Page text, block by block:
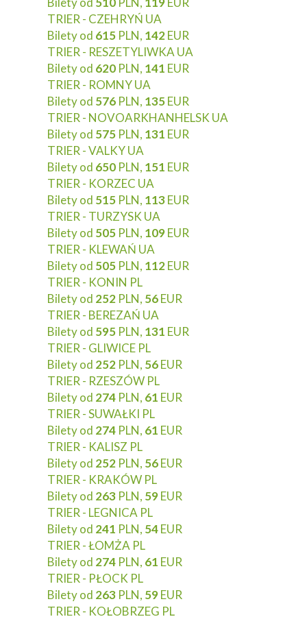
TRIER - CZEHRYŃ UA
Bilety od 615 PLN, 142EUR
TRIER - RESZETYLIWKA UA
Bilety od 620 PLN, 141 EUR
TRIER - ROMNY UA
Bilety od 576 PLN, 135EUR
TRIER - NOVOARKHANHELSK UA
Bilety od 575 PLN, 131 EUR
TRIER - VALKY UA
Bilety od 650 PLN, 151 EUR
TRIER - KORZEC UA
Bilety od 515 PLN, 113EUR
TRIER - TURZYSK UA
Bilety od 505 PLN, 109EUR
TRIER - KLEWAŃ UA
Bilety od 505 PLN, 112EUR
TRIER - KONIN PL
Bilety od 252 PLN, 56EUR
TRIER - BEREZAŃ UA
Bilety od 595 PLN, 131 EUR
TRIER - GLIWICE PL
Bilety od 252 PLN, 56EUR
TRIER - RZESZÓW PL
Bilety od 274 PLN, 61 EUR
TRIER - SUWAŁKI PL
Bilety od 274 PLN, 61 EUR
TRIER - KALISZ PL
Bilety od 252 PLN, 56EUR
TRIER - KRAKÓW PL
Bilety od 263 PLN, 59EUR
TRIER - LEGNICA PL
Bilety od 241 PLN, 54EUR
TRIER - ŁOMŻA PL
Bilety od 274 PLN, 61 EUR
TRIER - PŁOCK PL
Bilety od 263 PLN, 59EUR
TRIER - KOŁOBRZEG PL